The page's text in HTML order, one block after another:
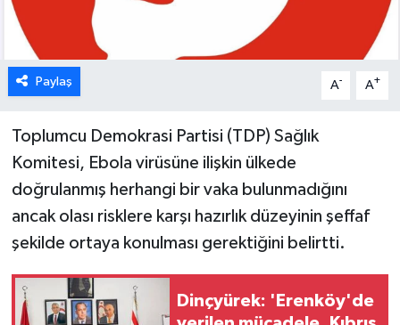
Paylaş A- A+
Toplumcu Demokrasi Partisi (TDP) Sağlık
Komitesi, Ebola virüsüne ilişkin ülkede
doğrulanmış herhangi bir vaka bulunmadığını
ancak olası risklere karşı hazırlık düzeyinin şeffaf
şekilde ortaya konulması gerektiğini belirtti.
Dinçyürek: 'Erenköy'de
İÇ HABERLER
KÜLTÜR SANAT
LAPTA
LEFKOŞA
MAGAZİN
Nöbetçi Eczaneler
ÖZEL HABER